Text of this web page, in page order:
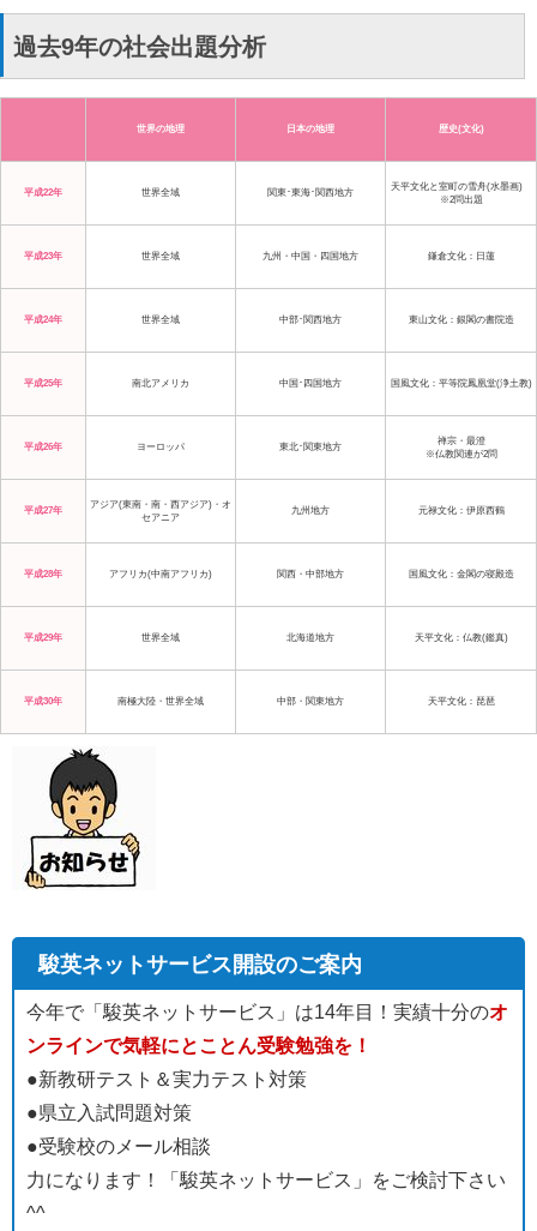
過去9年の社会出題分析
世界の地理 日本の地理 歴史(文化)
平成22年 世界全域 関東･東海･関西地方
天平文化と室町の雪舟(水墨画)
※2問出題
平成23年 世界全域 九州・中国・四国地方 鎌倉文化：日蓮
平成24年 世界全域 中部･関西地方 東山文化：銀閣の書院造
平成25年 南北アメリカ 中国･四国地方 国風文化：平等院鳳凰堂(浄土教)
平成26年 ヨーロッパ 東北･関東地方
禅宗・最澄
※仏教関連が2問
平成27年
アジア(東南・南・西アジア)・オ
セアニア
九州地方 元禄文化：伊原西鶴
平成28年 アフリカ(中南アフリカ) 関西・中部地方 国風文化：金閣の寝殿造
平成29年 世界全域 北海道地方 天平文化：仏教(鑑真)
平成30年 南極大陸・世界全域 中部・関東地方 天平文化：琵琶
駿英ネットサービス開設のご案内
今年で「駿英ネットサービス」は14年目！実績十分のオ
ンラインで気軽にとことん受験勉強を！
●新教研テスト＆実力テスト対策
●県立入試問題対策
●受験校のメール相談
力になります！「駿英ネットサービス」をご検討下さい
^^